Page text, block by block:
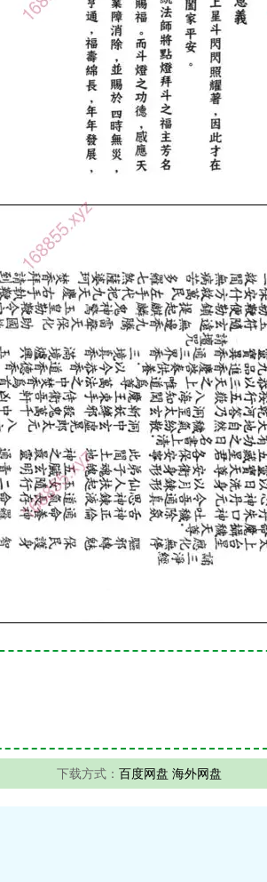
下载方式： 百度网盘 海外网盘